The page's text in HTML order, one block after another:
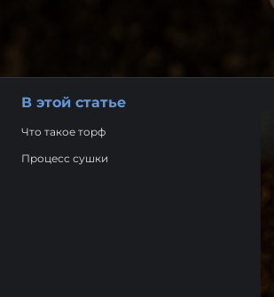
В этой статье
Что такое торф
Процесс сушки